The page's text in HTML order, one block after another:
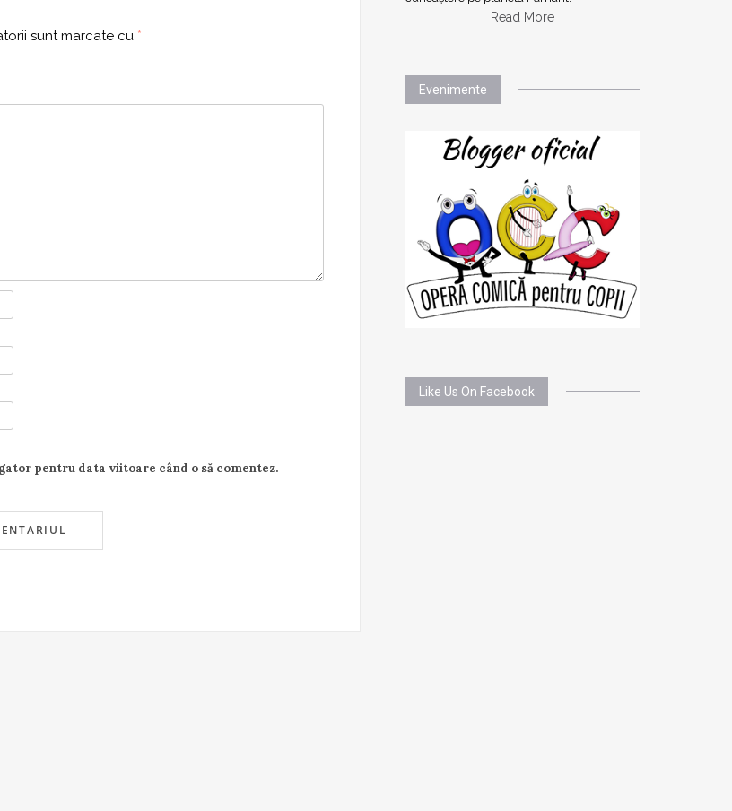
sunt marcate cu *
pentru data viitoare când o să comentez.
Read More
Evenimente
Like Us On Facebook